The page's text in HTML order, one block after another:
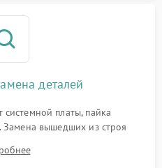
деталей
платы, пайка
Замена вышедших из строя
неисправного
Восстановление шлейфов и